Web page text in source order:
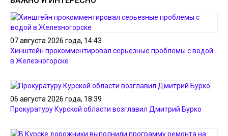
07 августа 2026 года, 14:43
Хинштейн прокомментировал серьезные проблемы с водой
в Железногорске
06 августа 2026 года, 18:39
Прокуратуру Курской области возглавил Дмитрий Бурко